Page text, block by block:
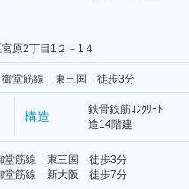
原2丁目1２－1４
堂筋線 東三国 徒歩3分
構造
鉄骨鉄筋ｺﾝｸﾘｰﾄ
造14階建
堂筋線 東三国 徒歩3分
堂筋線 新大阪 徒歩7分